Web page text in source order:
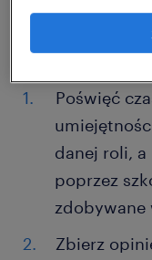
rekrutacyjnym.
Poświęć
danej roli,
poprzez
zdobywane
Zbierz